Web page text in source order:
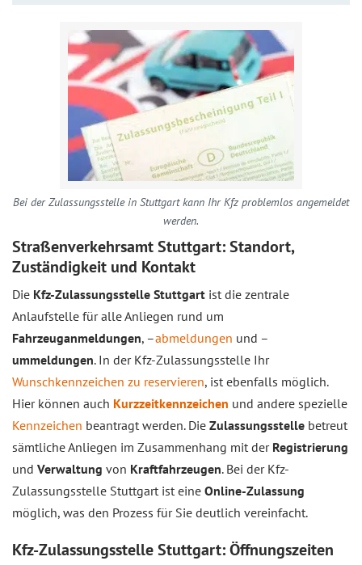
Bei der Zulassungsstelle in Stuttgart kann Ihr Kfz problemlos angemeldet
werden.
Straßenverkehrsamt Stuttgart: Standort,
Zuständigkeit und Kontakt
Die Kfz-Zulassungsstelle Stuttgart ist die zentrale
Anlaufstelle für alle Anliegen rund um
Fahrzeuganmeldungen, –abmeldungen und –
ummeldungen. In der Kfz-Zulassungsstelle Ihr
Wunschkennzeichen zu reservieren, ist ebenfalls möglich.
Hier können auch Kurzzeitkennzeichen und andere spezielle
Kennzeichen beantragt werden. Die Zulassungsstelle betreut
sämtliche Anliegen im Zusammenhang mit der Registrierung
und Verwaltung von Kraftfahrzeugen. Bei der Kfz-
Zulassungsstelle Stuttgart ist eine Online-Zulassung
möglich, was den Prozess für Sie deutlich vereinfacht.
Kfz-Zulassungsstelle Stuttgart: Öffnungszeiten